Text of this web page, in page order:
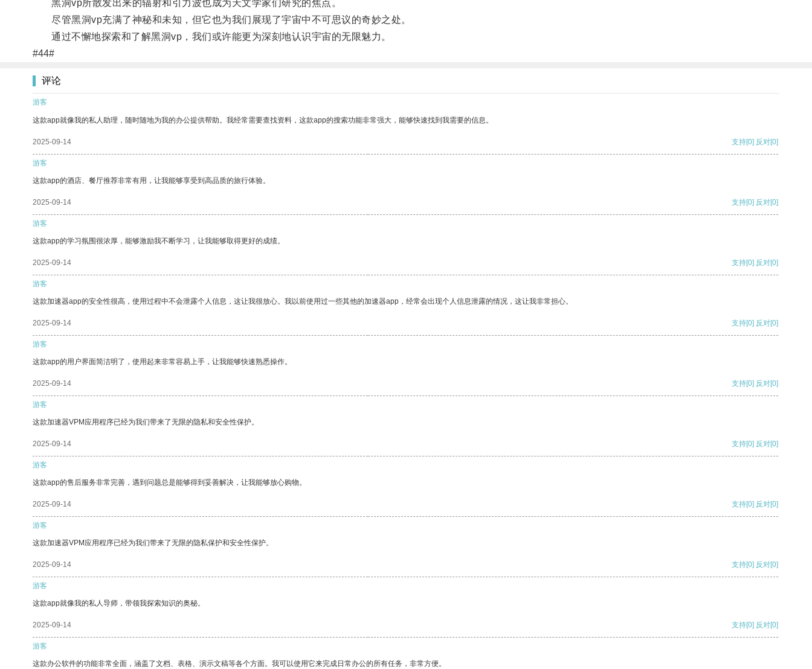
黑洞vp所散发出来的辐射和引力波也成为天文学家们研究的焦点。
尽管黑洞vp充满了神秘和未知，但它也为我们展现了宇宙中不可思议的奇妙之处。
通过不懈地探索和了解黑洞vp，我们或许能更为深刻地认识宇宙的无限魅力。
#44#
评论
游客
这款app就像我的私人助理，随时随地为我的办公提供帮助。我经常需要查找资料，这款app的搜索功能非常强大，能够快速找到我需要的信息。
2025-09-14 支持[0] 反对[0]
游客
这款app的酒店、餐厅推荐非常有用，让我能够享受到高品质的旅行体验。
2025-09-14 支持[0] 反对[0]
游客
这款app的学习氛围很浓厚，能够激励我不断学习，让我能够取得更好的成绩。
2025-09-14 支持[0] 反对[0]
游客
这款加速器app的安全性很高，使用过程中不会泄露个人信息，这让我很放心。我以前使用过一些其他的加速器app，经常会出现个人信息泄露的情况，这让我非常担心。
2025-09-14 支持[0] 反对[0]
游客
这款app的用户界面简洁明了，使用起来非常容易上手，让我能够快速熟悉操作。
2025-09-14 支持[0] 反对[0]
游客
这款加速器VPM应用程序已经为我们带来了无限的隐私和安全性保护。
2025-09-14 支持[0] 反对[0]
游客
这款app的售后服务非常完善，遇到问题总是能够得到妥善解决，让我能够放心购物。
2025-09-14 支持[0] 反对[0]
游客
这款加速器VPM应用程序已经为我们带来了无限的隐私保护和安全性保护。
2025-09-14 支持[0] 反对[0]
游客
这款app就像我的私人导师，带领我探索知识的奥秘。
2025-09-14 支持[0] 反对[0]
游客
这款办公软件的功能非常全面，涵盖了文档、表格、演示文稿等各个方面。我可以使用它来完成日常办公的所有任务，非常方便。